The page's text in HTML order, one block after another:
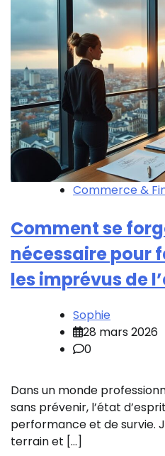
Commerce &
Comment se
nécessaire pour
les imprévus de
Sophie
28 mars 2026
0
Dans un monde
sans prévenir, l’état
performance et de survie.
terrain et […]